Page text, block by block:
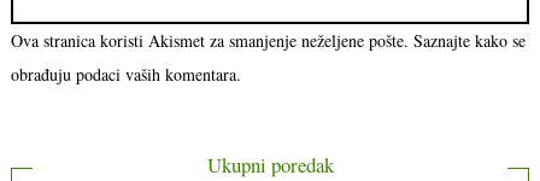
Ova stranica koristi Akismet za smanjenje neželjene pošte. Saznajte kako se
obrađuju podaci vaših komentara.
Ukupni poredak